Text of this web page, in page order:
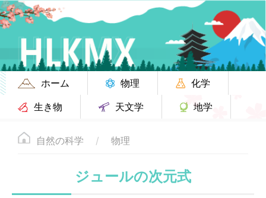
ホーム 物理
化学
生き物
天文学 地学
自然の科学 物理
ジュールの次元式